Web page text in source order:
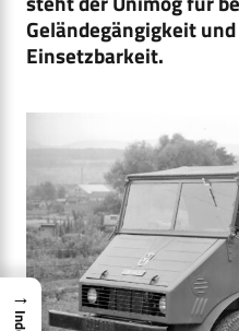
Geländegängigkeit
Einsetzbarkeit.
→